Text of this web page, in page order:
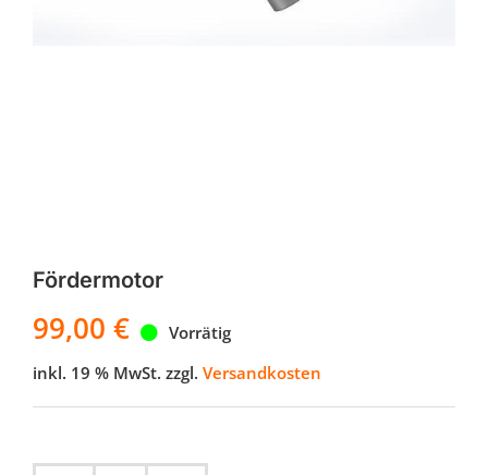
Fördermotor
99,00 €
Vorrätig
inkl. 19 % MwSt. zzgl. Versandkosten